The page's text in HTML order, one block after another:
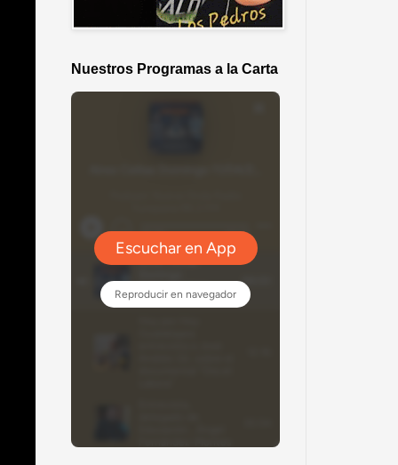
Nuestros Programas a la Carta